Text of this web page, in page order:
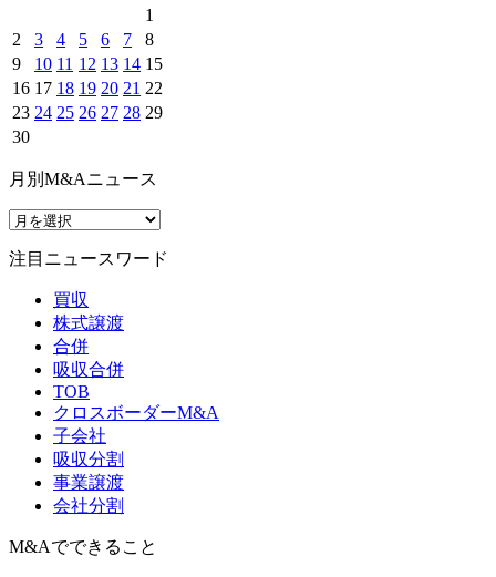
1
2
3 4 5 6 7
8
9
10 11 12 13 14 15
16 17 18 19 20 21 22
23 24 25 26 27 28 29
30
月別M&Aニュース
注目ニュースワード
買収
株式譲渡
合併
吸収合併
TOB
クロスボーダーM&A
子会社
吸収分割
事業譲渡
会社分割
M&Aでできること